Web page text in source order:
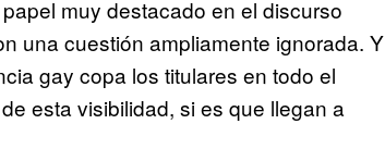
muy destacado en el discurso
una cuestión ampliamente ignorada. Y
gay copa los titulares en todo el
esta visibilidad, si es que llegan a